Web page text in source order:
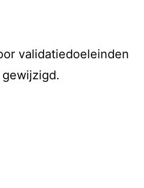
validatiedoeleinden